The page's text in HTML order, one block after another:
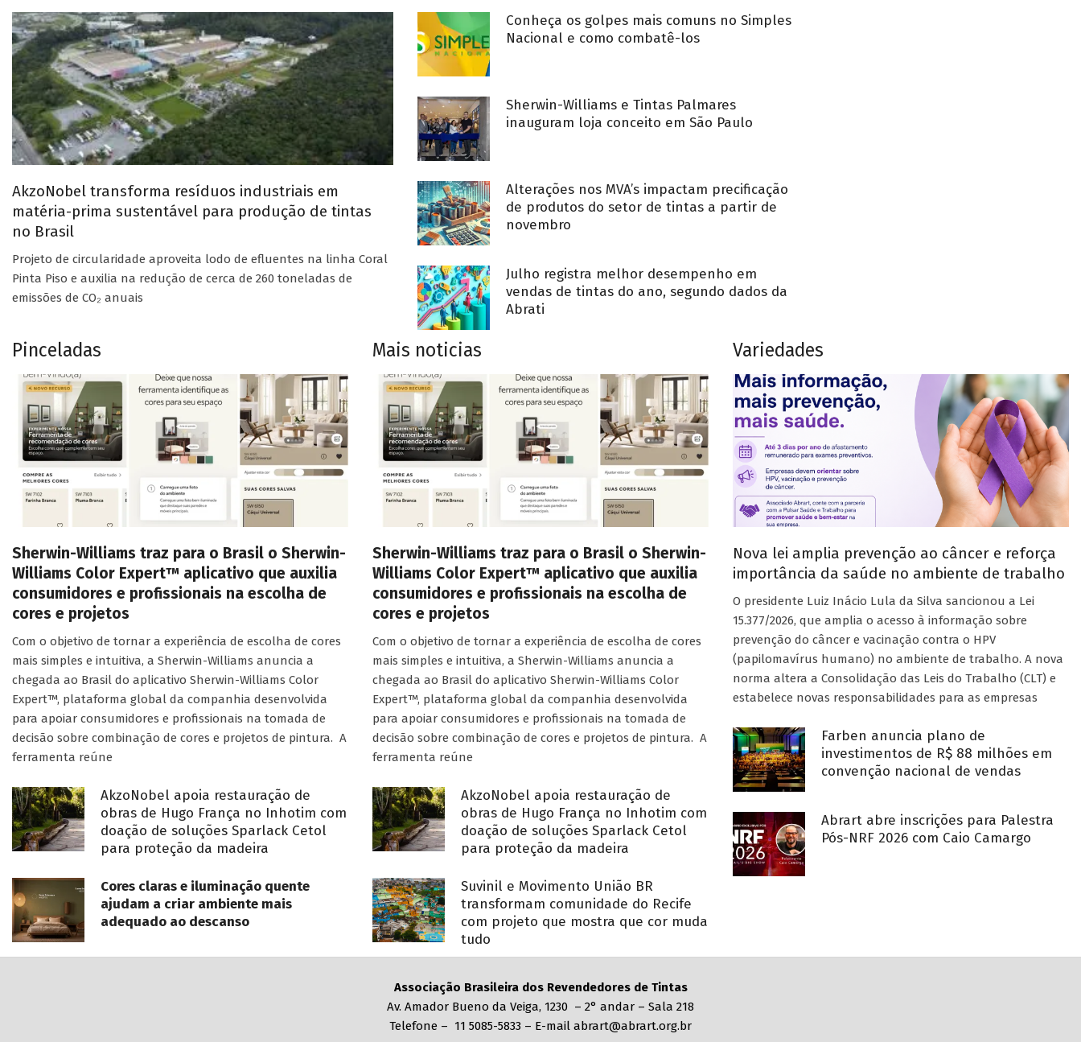
AkzoNobel transforma resíduos industriais em
matéria-prima sustentável para produção de tintas
no Brasil
Projeto de circularidade aproveita lodo de efluentes na linha Coral
Pinta Piso e auxilia na redução de cerca de 260 toneladas de
emissões de CO₂ anuais
Conheça os golpes mais comuns no Simples
Nacional e como combatê-los
Sherwin-Williams e Tintas Palmares
inauguram loja conceito em São Paulo
Alterações nos MVA’s impactam precificação
de produtos do setor de tintas a partir de
novembro
Julho registra melhor desempenho em
vendas de tintas do ano, segundo dados da
Abrati
Pinceladas
Sherwin-Williams traz para o Brasil o Sherwin-
Williams Color Expert™ aplicativo que auxilia
consumidores e profissionais na escolha de
cores e projetos
Com o objetivo de tornar a experiência de escolha de cores
mais simples e intuitiva, a Sherwin-Williams anuncia a
chegada ao Brasil do aplicativo Sherwin-Williams Color
Expert™, plataforma global da companhia desenvolvida
para apoiar consumidores e profissionais na tomada de
decisão sobre combinação de cores e projetos de pintura. A
ferramenta reúne
AkzoNobel apoia restauração de
obras de Hugo França no Inhotim com
doação de soluções Sparlack Cetol
para proteção da madeira
Cores claras e iluminação quente
ajudam a criar ambiente mais
adequado ao descanso
Mais noticias
Sherwin-Williams traz para o Brasil o Sherwin-
Williams Color Expert™ aplicativo que auxilia
consumidores e profissionais na escolha de
cores e projetos
Com o objetivo de tornar a experiência de escolha de cores
mais simples e intuitiva, a Sherwin-Williams anuncia a
chegada ao Brasil do aplicativo Sherwin-Williams Color
Expert™, plataforma global da companhia desenvolvida
para apoiar consumidores e profissionais na tomada de
decisão sobre combinação de cores e projetos de pintura. A
ferramenta reúne
AkzoNobel apoia restauração de
obras de Hugo França no Inhotim com
doação de soluções Sparlack Cetol
para proteção da madeira
Suvinil e Movimento União BR
transformam comunidade do Recife
com projeto que mostra que cor muda
tudo
Variedades
Nova lei amplia prevenção ao câncer e reforça
importância da saúde no ambiente de trabalho
O presidente Luiz Inácio Lula da Silva sancionou a Lei
15.377/2026, que amplia o acesso à informação sobre
prevenção do câncer e vacinação contra o HPV
(papilomavírus humano) no ambiente de trabalho. A nova
norma altera a Consolidação das Leis do Trabalho (CLT) e
estabelece novas responsabilidades para as empresas
Farben anuncia plano de
investimentos de R$ 88 milhões em
convenção nacional de vendas
Abrart abre inscrições para Palestra
Pós-NRF 2026 com Caio Camargo
Associação Brasileira dos Revendedores de Tintas
Av. Amador Bueno da Veiga, 1230 – 2° andar – Sala 218
Telefone – 11 5085-5833 – E-mail abrart@abrart.org.br